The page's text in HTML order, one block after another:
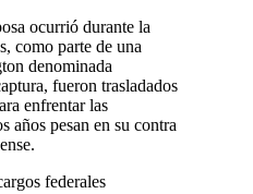
ocurrió durante la
como parte de una
denominada
fueron trasladados
enfrentar las
años pesan en su contra
federales